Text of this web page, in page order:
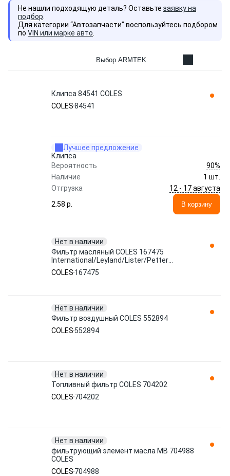
Не нашли подходящую деталь? Оставьте заявку на
подбор
Для категории “Автозапчасти” воспользуйтесь подбором
по VIN или марке авто
Выбор ARMTEK
Клипса 84541 COLES
COLES84541
Лучшее предложение
Клипса
Вероятность
90%
Наличие
1 шт.
Отгрузка
12 - 17 августа
2.58 p.
В корзину
Нет в наличии
Фильтр масляный COLES 167475
International/Leyland/Lister/Petter
Engines
COLES 167475
Нет в наличии
Фильтр воздушный COLES 552894
COLES 552894
Нет в наличии
Топливный фильтр COLES 704202
COLES 704202
Нет в наличии
фильтрующий элемент масла MB 704988
COLES
COLES 704988